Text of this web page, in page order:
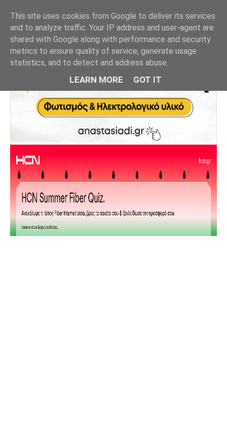
This site uses cookies from Google to deliver its services
and to analyze traffic. Your IP address and user-agent are
shared with Google along with performance and security
metrics to ensure quality of service, generate usage
statistics, and to detect and address abuse.
LEARN MORE GOT IT